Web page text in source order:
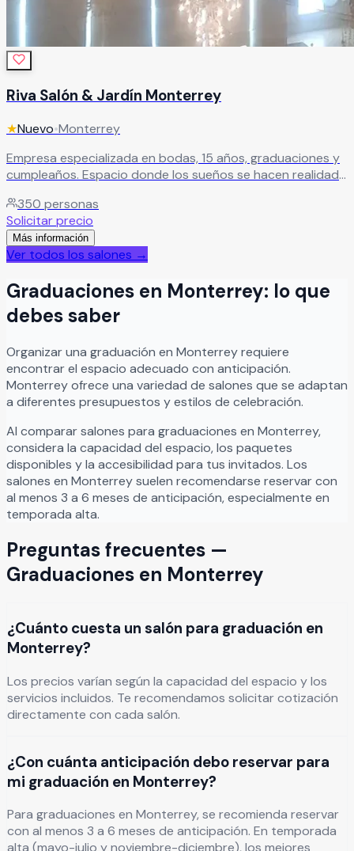
Riva Salón & Jardín Monterrey
★Nuevo•Monterrey
Empresa especializada en bodas, 15 años, graduaciones y
cumpleaños. Espacio donde los sueños se hacen realidad
350 personas
Solicitar precio
Más información
Ver todos los salones →
Graduaciones en Monterrey: lo que
debes saber
Organizaruna graduación en Monterreyrequiere
encontrar el espacio adecuado con anticipación.
Monterreyofrece una variedad de salones que se adaptan
a diferentes presupuestos y estilos de celebración.
Al comparar salones para graduaciones en Monterrey,
considera la capacidad del espacio, los paquetes
disponibles y la accesibilidad para tus invitados. Los
salones en Monterreysuelen recomendarse reservar con
al menos 3 a 6 meses de anticipación, especialmente en
temporada alta.
Preguntas frecuentes —
Graduaciones en Monterrey
¿Cuánto cuesta un salón para graduación en
Monterrey?
Los precios varían según la capacidad del espacio y los
servicios incluidos. Te recomendamos solicitar cotización
directamente con cada salón.
¿Con cuánta anticipación debo reservar para
mi graduación en Monterrey?
Para graduaciones en Monterrey, se recomienda reservar
con al menos 3 a 6 meses de anticipación. En temporada
alta (mayo-julio y noviembre-diciembre), los mejores